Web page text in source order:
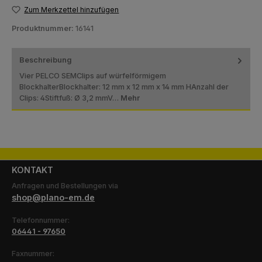
Zum Merkzettel hinzufügen
Produktnummer: 16141
Beschreibung
Vier PELCO SEMClips auf würfelförmigem
BlockhalterBlockhalter: 12 mm x 12 mm x 14 mm HAnzahl der
Clips: 4Stiftfuß: Ø 3,2 mmV… Mehr
KONTAKT
Anfragen und Bestellungen via
shop@plano-em.de
Telefonnummer:
06441 - 97650
Faxnummer: